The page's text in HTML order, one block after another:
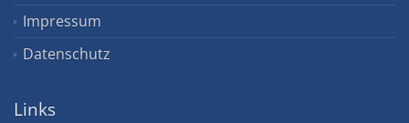
Impressum
Datenschutz
Links